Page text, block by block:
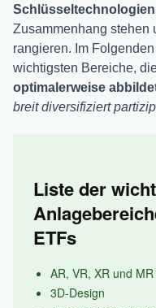
Schlüsseltechnologien
Zusammenhang stehen
rangieren. Im
wichtigsten Bereiche,
optimalerweise
breit diversifiziert
Liste der
ETFs
AR, VR, XR und MR
3D-Design